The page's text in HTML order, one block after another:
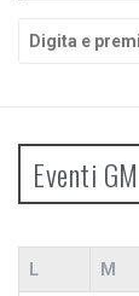
Cerca:
Eventi
L
M